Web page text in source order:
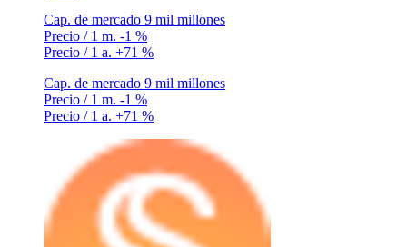
Cap. de mercado 9 mil millones
Precio / 1 m. -1 %
Precio / 1 a. +71 %
Cap. de mercado 9 mil millones
Precio / 1 m. -1 %
Precio / 1 a. +71 %